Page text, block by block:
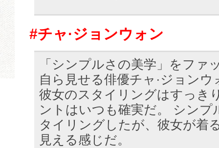
#チャ·ジョンウォン
「シンプルさの美学」をファ
自ら見せる俳優チャ·ジョン
彼女のスタイリングはすっき
ントはいつも確実だ。 シンプ
タイリングしたが、彼女が着
見える感じだ。